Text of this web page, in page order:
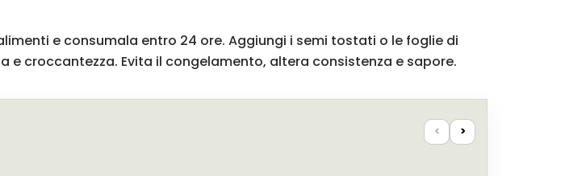
e consumala entro 24 ore. Aggiungi i semi tostati o le foglie di
croccantezza. Evita il congelamento, altera consistenza e sapore.
< >